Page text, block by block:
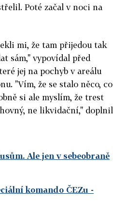
Poté začal v noci na
mi, že tam přijedou tak
sám," vypovídal před
jej na pochyb v areálu
"Vím, že se stalo něco, co
si ale myslím, že trest
ne likvidační," doplnil
Ale jen v sebeobraně
komando ČEZu -